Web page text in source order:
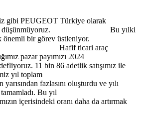
gibi PEUGEOT Türkiye olarak
inmeyi düşünmüyoruz. Bu yılki
çok önemli bir görev üstleniyor.
araç
pazar payımızı 2024
11 bin 86 adetlik satışımız ile
yıl toplam
yarısından fazlasını oluşturdu ve yılı
Bu yıl
içerisindeki oranı daha da artırmak